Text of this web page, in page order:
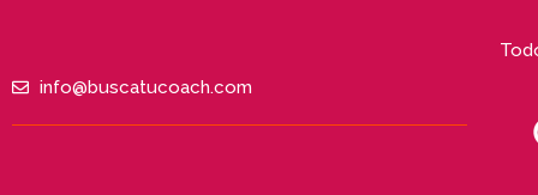
info@buscatucoach.com